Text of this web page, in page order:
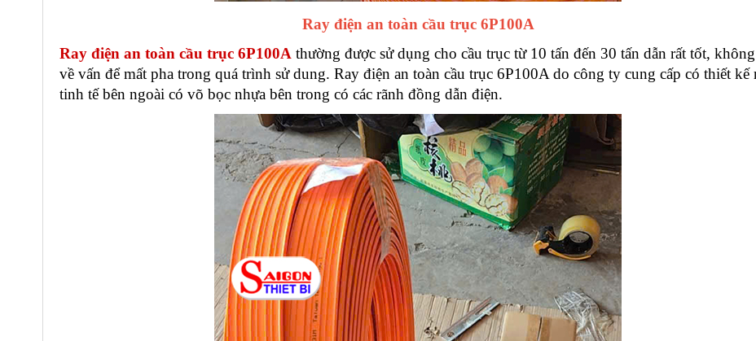
Ray điện an toàn cầu trục 6P100A
Ray điện an toàn cầu trục 6P100A thường được sử dụng cho cầu trục từ 10 tấn đến 30 tấn dẫn rất tốt,
về vấn để mất pha trong quá trình sử dung. Ray điện an toàn cầu trục 6P100A do công ty cung cấp có thiết kế
tinh tế bên ngoài có võ bọc nhựa bên trong có các rãnh đồng dẫn điện.